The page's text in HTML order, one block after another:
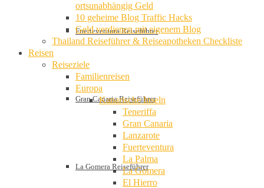
Fuerteventura Reiseführer
Gran Canaria Reiseführer
La Gomera Reiseführer
ortsunabhängig Geld
10 geheime Blog Traffic Hacks
Geld verdienen mit eigenem Blog
Thailand Reiseführer & Reiseapotheken Checkliste
Reisen
Reiseziele
Familienreisen
Europa
Kanarische Inseln
Teneriffa
Gran Canaria
Lanzarote
Fuerteventura
La Palma
La Gomera
El Hierro